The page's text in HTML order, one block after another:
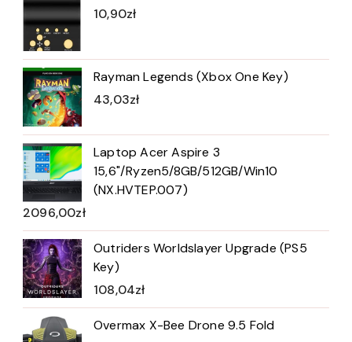
10,90zł
Rayman Legends (Xbox One Key)
43,03zł
Laptop Acer Aspire 3
15,6"/Ryzen5/8GB/512GB/Win10
(NX.HVTEP.007)
2096,00zł
Outriders Worldslayer Upgrade (PS5
Key)
108,04zł
Overmax X-Bee Drone 9.5 Fold